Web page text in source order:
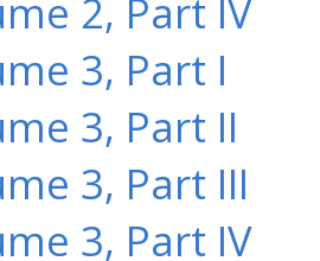
2, Part IV
3, Part I
3, Part II
3, Part III
3, Part IV